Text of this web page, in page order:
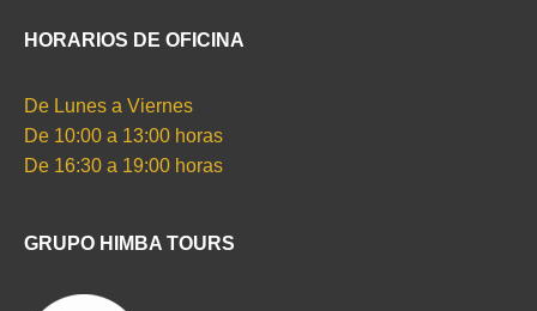
HORARIOS DE OFICINA
De Lunes a Viernes
De 10:00 a 13:00 horas
De 16:30 a 19:00 horas
GRUPO HIMBA TOURS